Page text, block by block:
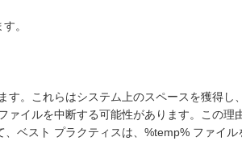
。
す。これらはシステム上のスペースを獲得し
イルを中断する可能性があります。この理
ベスト プラクティスは、%temp% ファイル